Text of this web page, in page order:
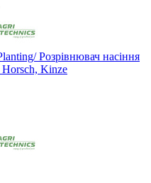
Розрівнювач насіння
Horsch, Kinze